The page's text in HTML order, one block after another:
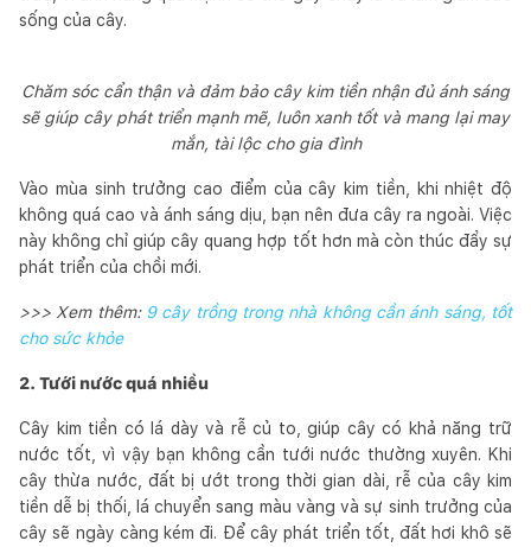
sống của cây.
Chăm sóc cẩn thận và đảm bảo cây kim tiền nhận đủ ánh sáng
sẽ giúp cây phát triển mạnh mẽ, luôn xanh tốt và mang lại may
mắn, tài lộc cho gia đình
Vào mùa sinh trưởng cao điểm của cây kim tiền, khi nhiệt độ
không quá cao và ánh sáng dịu, bạn nên đưa cây ra ngoài. Việc
này không chỉ giúp cây quang hợp tốt hơn mà còn thúc đẩy sự
phát triển của chồi mới.
>>> Xem thêm: 9 cây trồng trong nhà không cần ánh sáng, tốt
cho sức khỏe
2. Tưới nước quá nhiều
Cây kim tiền có lá dày và rễ củ to, giúp cây có khả năng trữ
nước tốt, vì vậy bạn không cần tưới nước thường xuyên. Khi
cây thừa nước, đất bị ướt trong thời gian dài, rễ của cây kim
tiền dễ bị thối, lá chuyển sang màu vàng và sự sinh trưởng của
cây sẽ ngày càng kém đi. Để cây phát triển tốt, đất hơi khô sẽ